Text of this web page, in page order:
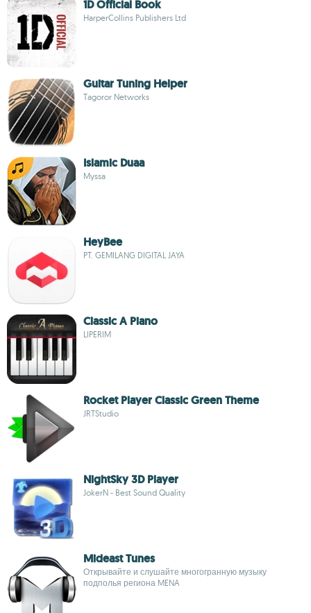
1D Official Book
HarperCollins Publishers Ltd
Guitar Tuning Helper
Tagoror Networks
Islamic Duaa
Myssa
HeyBee
PT. GEMILANG DIGITAL JAYA
Classic A Piano
LIPERIM
Rocket Player Classic Green Theme
JRTStudio
NightSky 3D Player
JokerN - Best Sound Quality
Mideast Tunes
Открывайте и слушайте многогранную музыку
подполья региона MENA